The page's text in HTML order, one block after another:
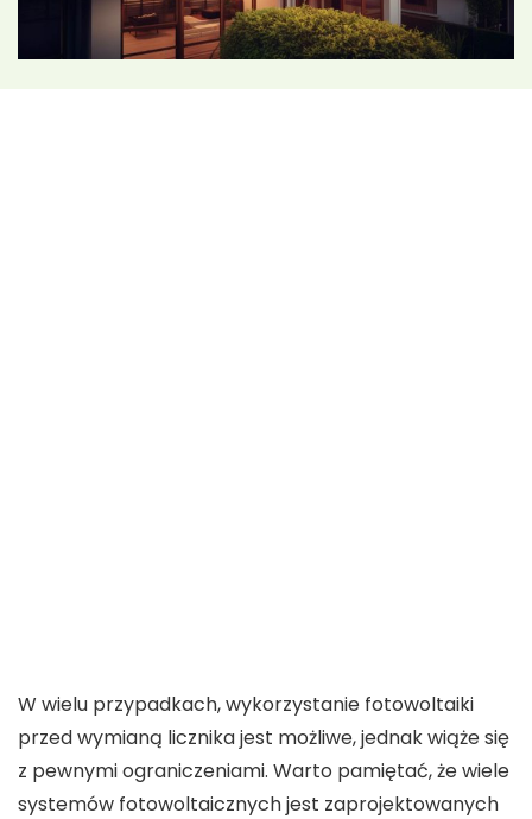
W wielu przypadkach,wykorzystanie fotowoltaiki
przed wymianą licznikajest możliwe, jednak wiąże się
z pewnymi ograniczeniami. Warto pamiętać, że wiele
systemów fotowoltaicznychjest zaprojektowanych